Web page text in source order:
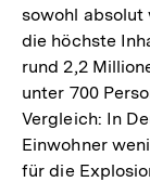
sowohl
die höchste
rund 2,2
unter 700
Vergleich: In
Einwohner
für die